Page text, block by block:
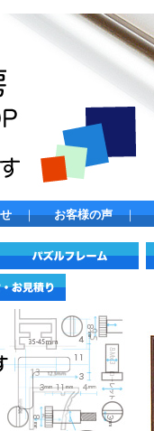
｜ お客様の声 ｜